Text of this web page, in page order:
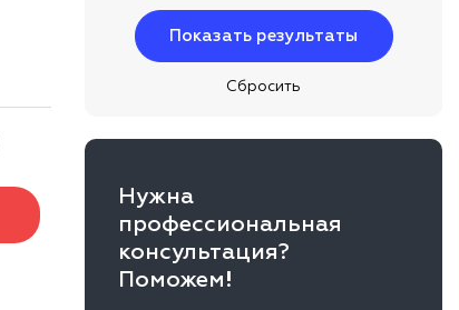
Нужна
профессиональная
консультация?
Поможем!